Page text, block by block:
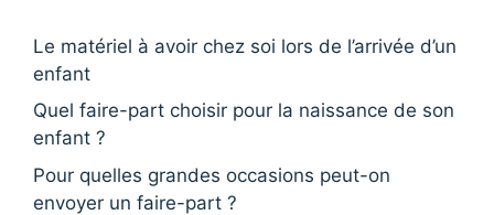
Le matériel à avoir chez soi lors de l’arrivée d’un
enfant
Quel faire-part choisir pour la naissance de son
enfant ?
Pour quelles grandes occasions peut-on
envoyer un faire-part ?